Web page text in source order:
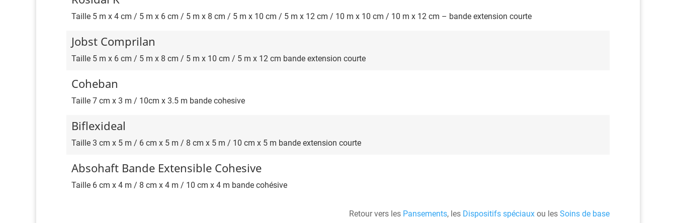
Taille 5 m x 4 cm / 5 m x 6 cm / 5 m x 8 cm / 5 m x 10 cm / 5 m x 12 cm / 10 m x 10 cm / 10 m x 12 cm – bande extension courte
Jobst Comprilan
Taille 5 m x 6 cm / 5 m x 8 cm / 5 m x 10 cm / 5 m x 12 cm bande extension courte
Coheban
Taille 7 cm x 3 m / 10cm x 3.5 m bande cohesive
Biflexideal
Taille 3 cm x 5 m / 6 cm x 5 m / 8 cm x 5 m / 10 cm x 5 m bande extension courte
Absohaft Bande Extensible Cohesive
Taille 6 cm x 4 m / 8 cm x 4 m / 10 cm x 4 m bande cohésive
Retour vers les Pansements, les Dispositifs spéciaux ou les Soins de base